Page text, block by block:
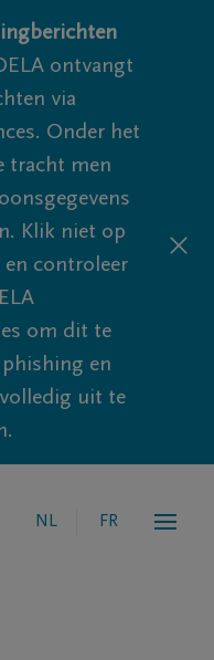
ontvangt
via
Onder het
tracht men
Klik niet op
controleer
om dit te
en
uit te
NL FR